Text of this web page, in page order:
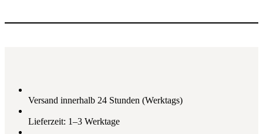
Versand innerhalb 24 Stunden (Werktags)
Lieferzeit: 1–3 Werktage